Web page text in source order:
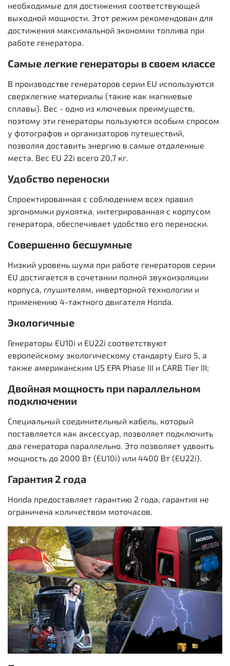
необходимые для достижения соответствующей
выходной мощности. Этот режим рекомендован для
достижения максимальной экономии топлива при
работе генератора.
Самые легкие генераторы в своем классе
В производстве генераторов серии EU используются
сверхлегкие материалы (такие как магниевые
сплавы). Вес - одно из ключевых преимуществ,
поэтому эти генераторы пользуются особым спросом
у фотографов и организаторов путешествий,
позволяя доставить энергию в самые отдаленные
места. Вес EU 22i всего 20,7 кг.
Удобство переноски
Спроектированная с соблюдением всех правил
эргономики рукоятка, интегрированная с корпусом
генератора, обеспечивает удобство его переноски.
Совершенно бесшумные
Низкий уровень шума при работе генераторов серии
EU достигается в сочетании полной звукоизоляции
корпуса, глушителям, инверторной технологии и
применению 4-тактного двигателя Honda.
Экологичные
Генераторы EU10i и EU22i соответствуют
европейскому экологическому стандарту Euro 5, а
также американским US EPA Phase III и CARB Tier III;
Двойная мощность при параллельном
подключении
Специальный соединительный кабель, который
поставляется как аксессуар, позволяет подключить
два генератора параллельно. Это позволяет удвоить
мощность до 2000 Вт (EU10i) или 4400 Вт (EU22i).
Гарантия 2 года
Honda предоставляет гарантию 2 года, гарантия не
ограничена количеством моточасов.